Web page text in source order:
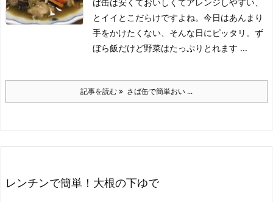
とイイとこだらけですよね。今日はあんまり
手をかけたくない、そんな日にピッタリ。ず
ぼら飯だけど野菜はたっぷりとれます ...
記事を読む さば缶で簡単おい ...
レンチンで簡単！大根の下ゆで